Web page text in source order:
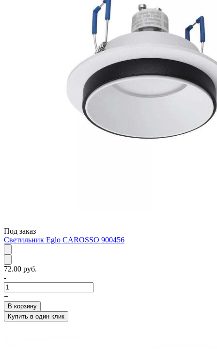
Под заказ
Светильник Eglo CAROSSO 900456
72.00 руб.
-
+
В корзину
Купить в один клик